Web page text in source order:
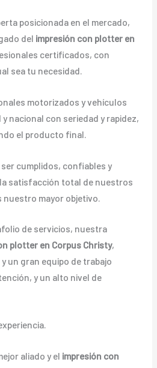
posicionada en el mercado,
del impresión con plotter en
certificados, con
sea tu necesidad.
motorizados y vehículos
nacional con seriedad y rapidez,
el producto final.
cumplidos, confiables y
satisfacción total de nuestros
mayor objetivo.
de servicios, nuestra
plotter en Corpus Christy,
un gran equipo de trabajo
y un alto nivel de
aliado y el impresión con